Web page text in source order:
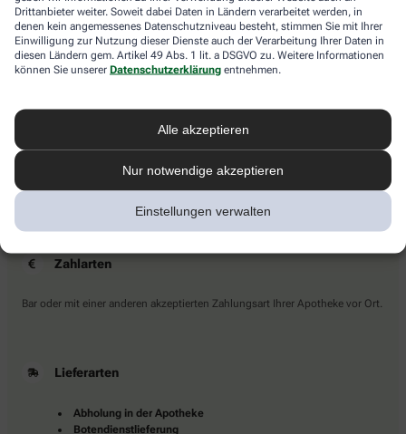
Drittanbieter weiter. Soweit dabei Daten in Ländern verarbeitet werden, in
denen kein angemessenes Datenschutzniveau besteht, stimmen Sie mit Ihrer
Einwilligung zur Nutzung dieser Dienste auch der Verarbeitung Ihrer Daten in
diesen Ländern gem. Artikel 49 Abs. 1 lit. a DSGVO zu. Weitere Informationen
können Sie unserer Datenschutzerklärung entnehmen.
Alle akzeptieren
Nur notwendige akzeptieren
Einstellungen verwalten
Information der Werbellin-Apotheke
Werbellin-Apotheke
12049 Berlin
Kontaktieren Sie uns direkt.
Zahlarten
Bar oder mit einer anderen akzeptierten Zahlungsart Ihrer Apotheke vor Ort.
Lieferarten
Abholung in der Apotheke
Botendienstlieferung